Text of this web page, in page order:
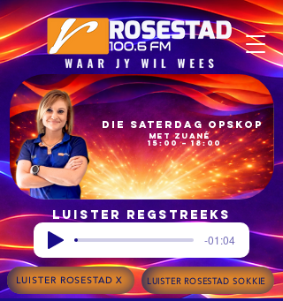
15:00 – 18:00
met Zuané
Die Saterdag Opskop
Luister regstreeks
-01:04
LUISTER ROSESTAD X LUISTER ROSESTAD SOKKIE